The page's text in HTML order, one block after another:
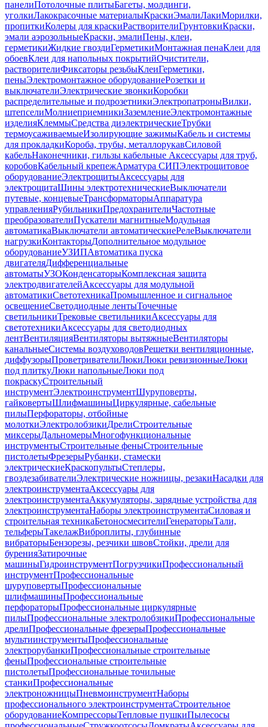
панелиПотолочные плитыБагеты, молдинги,
уголкиЛакокрасочные материалыКраскиЭмалиЛакиМорилки,
пропиткиКолеры для краскиРастворителиГрунтовкиКраски,
эмали аэрозольныеКраски, эмалиПены, клеи,
герметикиЖидкие гвоздиГерметикиМонтажная пенаКлеи для
обоевКлеи для напольных покрытийОчистители,
растворителиФиксаторы резьбыКлеиГерметики,
пеныЭлектромонтажное оборудованиеРозетки и
выключателиЭлектрические звонкиКоробки
распределительные и подрозетникиЭлектропатроныВилки,
штепселиМолниеприемникиЗаземлениеЭлектромонтажные
изделияКлеммыСредства диэлектрическиеТрубки
термоусаживаемыеИзолирующие зажимыКабель и системы
для прокладкиКороба, трубы, металлорукавСиловой
кабельНаконечники, гильзы кабельные Аксессуары для труб,
коробовКабельный крепежАрматура СИПЭлектрощитовое
оборудованиеЭлектрощитыАксессуары для
электрощитаШины электротехническиеВыключатели
путевые, концевыеТрансформаторыАппаратура
управленияРубильникиПредохранителиЧастотные
преобразователиПускатели магнитныеМодульная
автоматикаВыключатели автоматическиеРелеВыключатели
нагрузкиКонтакторыДополнительное модульное
оборудованиеУЗИПАвтоматика пуска
двигателяДифференциальные
автоматыУЗОКонденсаторыКомплексная защита
электродвигателейАксессуары для модульной
автоматикиСветотехникаПромышленное и сигнальное
освещениеСветодиодные лентыТочечные
светильникиТрековые светильникиАксессуары для
светотехникиАксессуары для светодиодных
лентВентиляцияВентиляторы вытяжныеВентиляторы
канальныеСистемы воздуховодовРешетки вентиляционные,
диффузорыПроветривателиЛюкиЛюки ревизионныеЛюки
под плиткуЛюки напольныеЛюки под
покраскуСтроительный
инструментЭлектроинструментШуруповерты,
гайковертыШлифмашиныЦиркулярные, сабельные
пилыПерфораторы, отбойные
молоткиЭлектролобзикиДрелиСтроительные
миксерыДальномерыМногофункциональные
инструментыСтроительные феныСтроительные
пистолетыФрезерыРубанки, стамески
электрическиеКраскопультыСтеплеры,
гвоздезабивателиЭлектрические ножницы, резакиНасадки для
электроинструментаАксессуары для
электроинструментаАккумуляторы, зарядные устройства для
электроинструментаНаборы электроинструментаСиловая и
строительная техникаБетоносмесителиГенераторыТали,
тельферыТакелажВиброплиты, глубинные
вибраторыБензорезы, резчики швовСтойки, дрели для
буренияЗатирочные
машиныГидроинструментПогрузчикиПрофессиональный
инструментПрофессиональные
шуруповертыПрофессиональные
шлифмашиныПрофессиональные
перфораторыПрофессиональные циркулярные
пилыПрофессиональные электролобзикиПрофессиональные
дрелиПрофессиональные фрезерыПрофессиональные
мультиинструментыПрофессиональные
электрорубанкиПрофессиональные строительные
феныПрофессиональные строительные
пистолетыПрофессиональные точильные
станкиПрофессиональные
электроножницыПневмоинструментНаборы
профессионального электроинструментаСтроительное
оборудованиеКомпрессорыТепловые пушкиПылесосы